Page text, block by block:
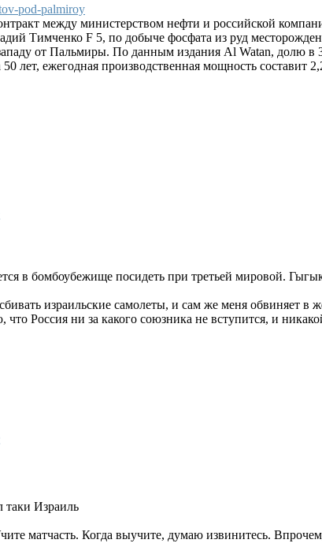
pod-palmiroy
между министерством нефти и российской
Тимченко F 5, по добыче фосфата из руд
от Пальмиры. По данным издания Al Watan, долю в
лет, ежегодная производственная мощность
в бомбоубежище посидеть при третьей мировой.
израильские самолеты, и сам же меня обвиняет в
что Россия ни за какого союзника не вступится, и
Израиль
матчасть. Когда выучите, думаю извинитесь.